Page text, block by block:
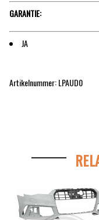
GARANTIE:
JA
Artikelnummer: LPAUD0